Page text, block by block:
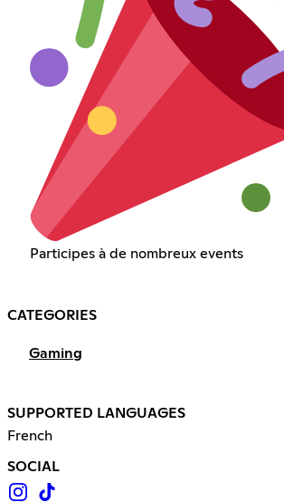
Participes à de nombreux events
CATEGORIES
Gaming
SUPPORTED LANGUAGES
French
SOCIAL